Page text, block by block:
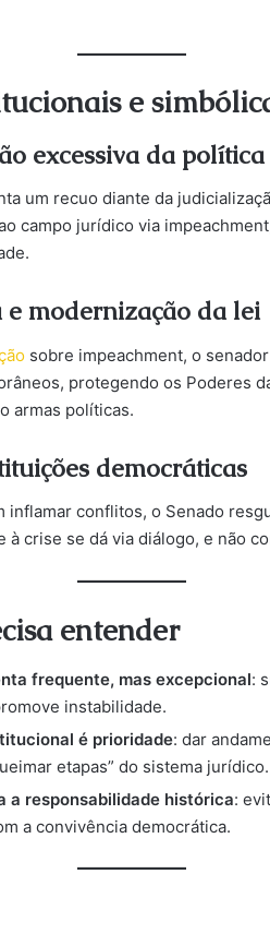
e
excessiva da política
um recuo diante da
campo jurídico via
modernização da lei
sobre impeachment, o
protegendo os Poderes
armas políticas.
democráticas
inflamar conflitos, o Senado
à crise se dá via diálogo, e não
entender
frequente, mas excepcional:
instabilidade.
é prioridade: dar
etapas” do sistema jurídico.
a responsabilidade histórica:
a convivência democrática.